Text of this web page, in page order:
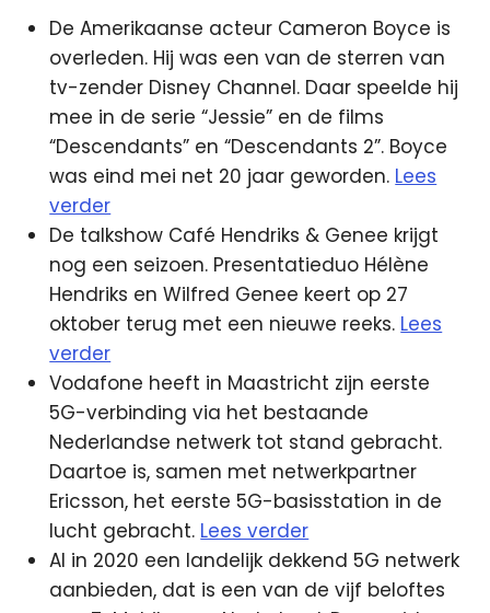
De Amerikaanse acteur Cameron Boyce is
overleden. Hij was een van de sterren van
tv-zender Disney Channel. Daar speelde hij
mee in de serie “Jessie” en de films
“Descendants” en “Descendants 2”. Boyce
was eind mei net 20 jaar geworden. Lees
verder
De talkshow Café Hendriks & Genee krijgt
nog een seizoen. Presentatieduo Hélène
Hendriks en Wilfred Genee keert op 27
oktober terug met een nieuwe reeks. Lees
verder
Vodafone heeft in Maastricht zijn eerste
5G-verbinding via het bestaande
Nederlandse netwerk tot stand gebracht.
Daartoe is, samen met netwerkpartner
Ericsson, het eerste 5G-basisstation in de
lucht gebracht. Lees verder
Al in 2020 een landelijk dekkend 5G netwerk
aanbieden, dat is een van de vijf beloftes